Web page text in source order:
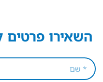
השאירו פרטים